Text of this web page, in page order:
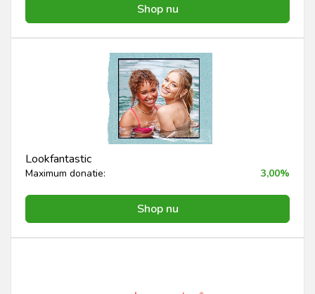
Shop nu
Lookfantastic
Maximum donatie: 3,00%
Shop nu